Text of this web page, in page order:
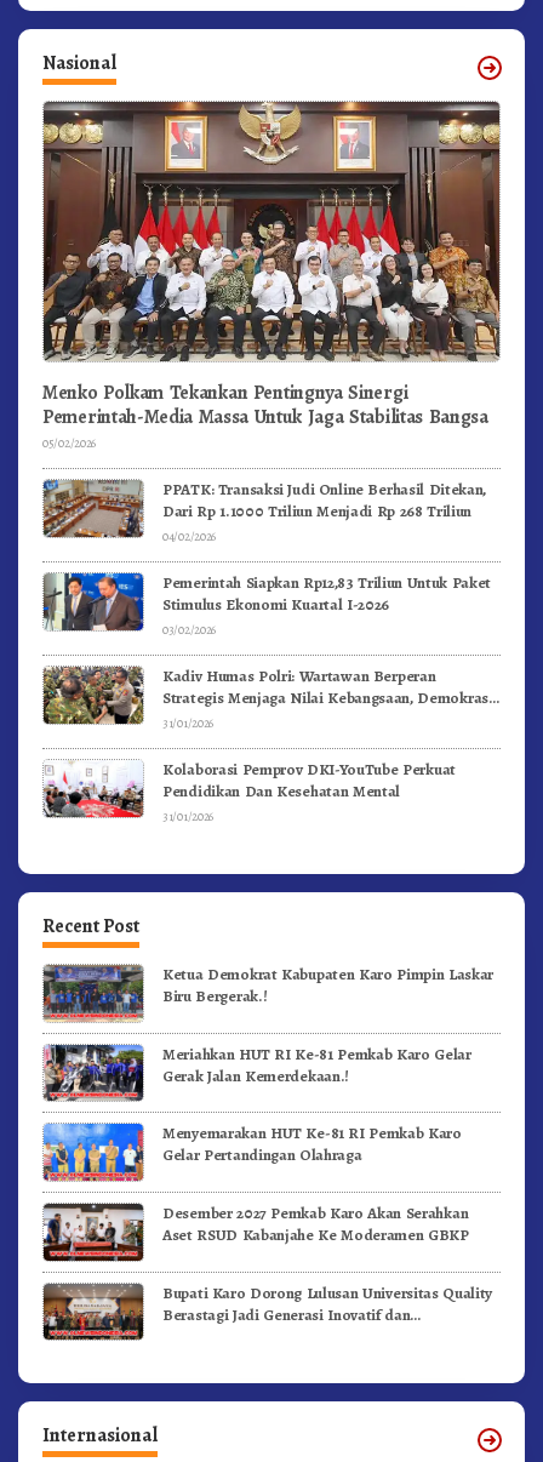
Nasional
Menko Polkam Tekankan Pentingnya Sinergi
Pemerintah-Media Massa Untuk Jaga Stabilitas Bangsa
05/02/2026
PPATK: Transaksi Judi Online Berhasil Ditekan,
Dari Rp 1.1000 Triliun Menjadi Rp 268 Triliun
04/02/2026
Pemerintah Siapkan Rp12,83 Triliun Untuk Paket
Stimulus Ekonomi Kuartal I-2026
03/02/2026
Kadiv Humas Polri: Wartawan Berperan
Strategis Menjaga Nilai Kebangsaan, Demokrasi,
dan NKRI
31/01/2026
Kolaborasi Pemprov DKI-YouTube Perkuat
Pendidikan Dan Kesehatan Mental
31/01/2026
Recent Post
Ketua Demokrat Kabupaten Karo Pimpin Laskar
Biru Bergerak.!
Meriahkan HUT RI Ke-81 Pemkab Karo Gelar
Gerak Jalan Kemerdekaan.!
Menyemarakan HUT Ke-81 RI Pemkab Karo
Gelar Pertandingan Olahraga
Desember 2027 Pemkab Karo Akan Serahkan
Aset RSUD Kabanjahe Ke Moderamen GBKP
Bupati Karo Dorong Lulusan Universitas Quality
Berastagi Jadi Generasi Inovatif dan
Internasional